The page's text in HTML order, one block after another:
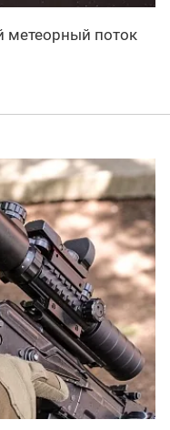
метеорный поток